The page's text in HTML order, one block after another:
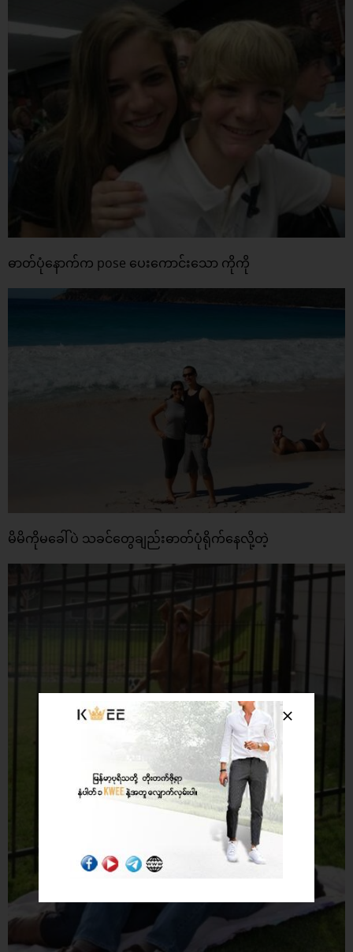
ဓာတ်ပုံနောက်က pose ပေးကောင်းသော ကိုကို
မိမိကိုမခေါ်ပဲ သခင်တွေချည်းဓာတ်ပုံရိုက်နေလို့တဲ့